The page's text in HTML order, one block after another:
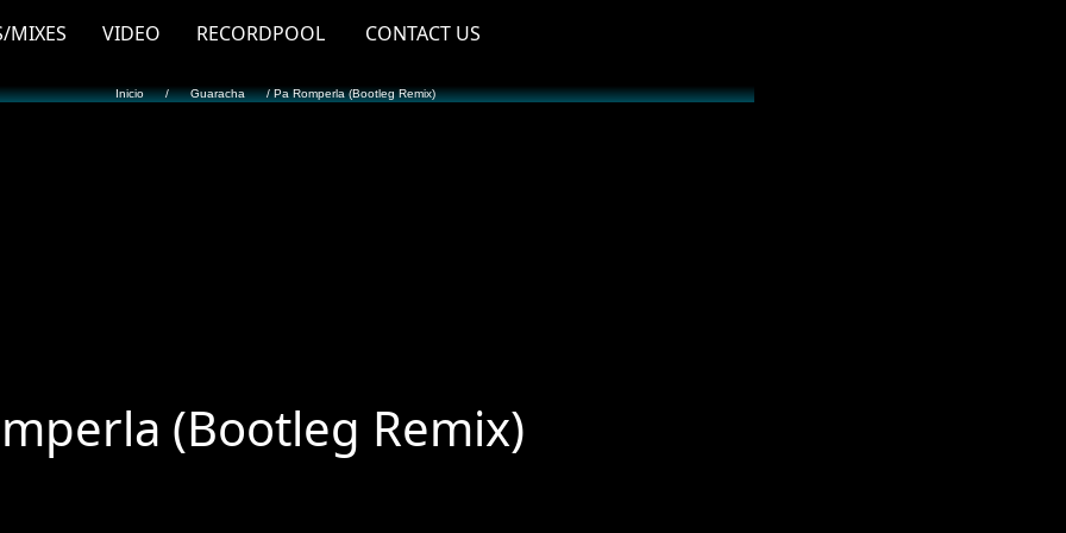
MIXES VIDEO RECORDPOOL CONTACT US
Inicio / Guaracha / Pa Romperla (Bootleg Remix)
(Bootleg Remix)